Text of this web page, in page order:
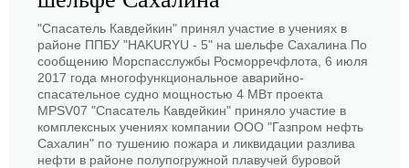
"Спасатель Кавдейкин" принял участие в учениях в
районе ППБУ "HAKURYU - 5" на шельфе Сахалина По
сообщению Морспасслужбы Росморречфлота, 6 июля
2017 года многофункциональное аварийно-
спасательное судно мощностью 4 МВт проекта
MPSV07 "Спасатель Кавдейкин" приняло участие в
комплексных учениях компании ООО "Газпром нефть
Сахалин" по тушению пожара и ликвидации разлива
нефти в районе полупогружной плавучей буровой